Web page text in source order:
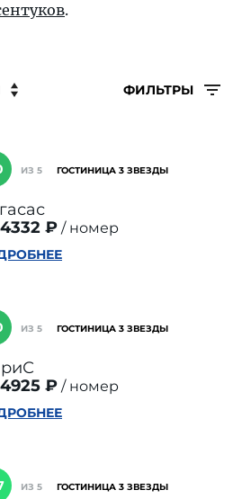
.
ФИЛЬТРЫ
ИЗ 5 ГОСТИНИЦА 3 ЗВЕЗДЫ
₽
номер
ИЗ 5 ГОСТИНИЦА 3 ЗВЕЗДЫ
₽
номер
ИЗ 5 ГОСТИНИЦА 3 ЗВЕЗДЫ